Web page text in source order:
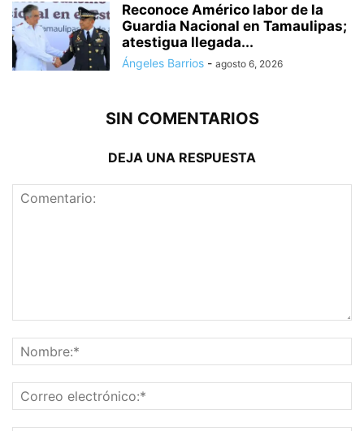
Reconoce Américo labor de la
Guardia Nacional en Tamaulipas;
atestigua llegada...
Ángeles Barrios - agosto 6, 2026
SIN COMENTARIOS
DEJA UNA RESPUESTA